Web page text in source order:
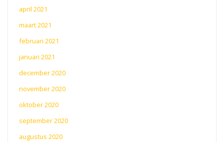
april 2021
maart 2021
februari 2021
januari 2021
december 2020
november 2020
oktober 2020
september 2020
augustus 2020